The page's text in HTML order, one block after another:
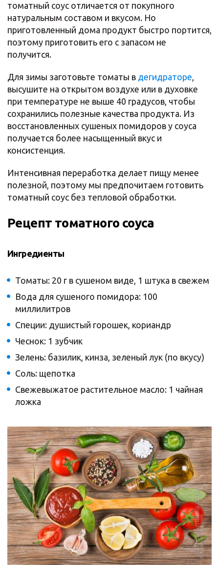
томатный соус отличается от покупного
натуральным составом и вкусом. Но
приготовленный дома продукт быстро портится,
поэтому приготовить его с запасом не
получится.
Для зимы заготовьте томаты в дегидраторе,
высушите на открытом воздухе или в духовке
при температуре не выше 40 градусов, чтобы
сохранились полезные качества продукта. Из
восстановленных сушеных помидоров у соуса
получается более насыщенный вкус и
консистенция.
Интенсивная переработка делает пищу менее
полезной, поэтому мы предпочитаем готовить
томатный соус без тепловой обработки.
Рецепт томатного соуса
Ингредиенты
Томаты: 20 г в сушеном виде, 1 штука в свежем
Вода для сушеного помидора: 100
миллилитров
Специи: душистый горошек, кориандр
Чеснок: 1 зубчик
Зелень: базилик, кинза, зеленый лук (по вкусу)
Соль: щепотка
Свежевыжатое растительное масло: 1 чайная
ложка